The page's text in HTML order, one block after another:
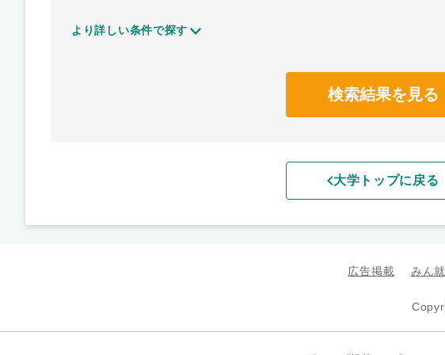
より詳しい条件で探す
検索結果を見る
大学トップに戻る
広告掲載 みん就